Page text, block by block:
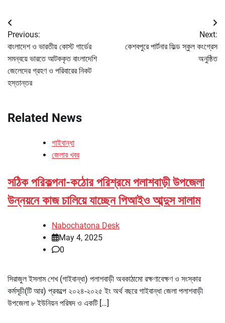
Post
navigation
Previous:
বাংলাদেশ ও ভারতীয় কোস্ট গার্ডের
সমন্বয়ে ভারতে আটককৃত বাংলাদেশি
জেলেদের গ্রহণ ও পরিবারের নিকট
হস্তান্তর
Next:
কেশবপুরে পার্টনার ফিল্ড স্কুল কংগ্রেস
অনুষ্ঠিত
Related News
গাইবান্ধা
জেলার খবর
সঠিক পরিকল্পনা-কঠোর পরিশ্রমে পলাশবাড়ী উপজেলা
উন্নয়নে কাজ চালিয়ে যাচ্ছেন পিআইও আব্দুস সালাম
Nabochatona Desk
May 4, 2025
0
সিরাজুল ইসলাম শেখ (গাইবান্ধা) পলাশবাড়ী অবকাঠামো রক্ষণাবেক্ষণ ও সংস্কার
কর্মসূচী(টি আর) প্রকল্পে ২০২৪-২০২৫ ইং অর্থ বছরে গাইবান্ধা জেলা পলাশবাড়ী
উপজেলা ৮ ইউনিয়ন পরিষদ ও একটি […]